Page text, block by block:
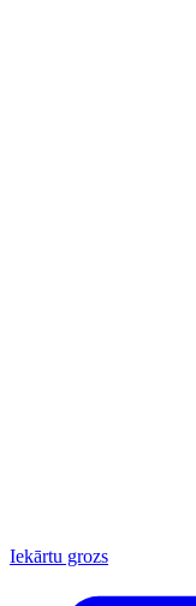
Iekārtu grozs